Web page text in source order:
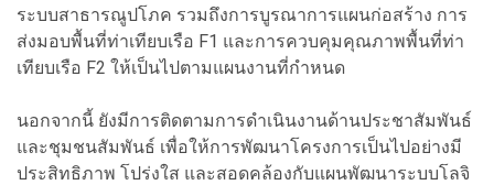
ระบบสาธารณูปโภค รวมถึงการบูรณาการแผนก่อสร้าง การ
ส่งมอบพื้นที่ท่าเทียบเรือ F1 และการควบคุมคุณภาพพื้นที่ท่า
เทียบเรือ F2 ให้เป็นไปตามแผนงานที่กำหนด
นอกจากนี้ ยังมีการติดตามการดำเนินงานด้านประชาสัมพันธ์
และชุมชนสัมพันธ์ เพื่อให้การพัฒนาโครงการเป็นไปอย่างมี
ประสิทธิภาพ โปร่งใส และสอดคล้องกับแผนพัฒนาระบบโลจิ